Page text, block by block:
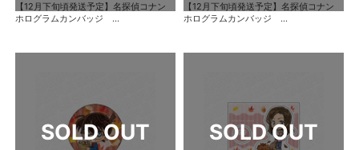
【12月下旬頃発送予定】名探偵コナン
ホログラムカンバッジ ...
【12月下旬頃発送予定】名探偵コナン
ホログラムカンバッジ ...